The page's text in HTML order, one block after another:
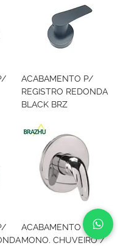
ACABAMENTO P/
REGISTRO REDONDA
BLACK BRZ
ACABAMENTO P/
MONO. CHUVEIRO /